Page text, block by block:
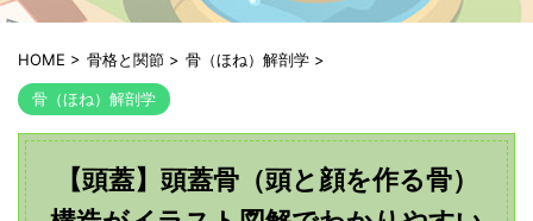
HOME > 骨格と関節 > 骨（ほね）解剖学 >
骨（ほね）解剖学
【頭蓋】頭蓋骨（頭と顔を作る骨）